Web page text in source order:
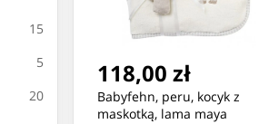
15
5
20
118,00 zł
Babyfehn, peru, kocyk z
maskotką, lama maya